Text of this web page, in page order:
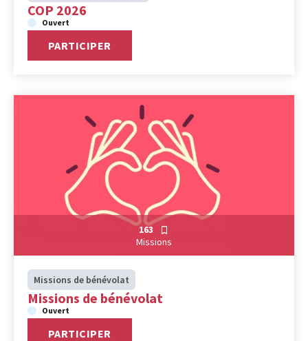
COP 2026
Ouvert
PARTICIPER
Missions de bénévolat
Ouvert
PARTICIPER
Missions de bénévolat
163
Missions